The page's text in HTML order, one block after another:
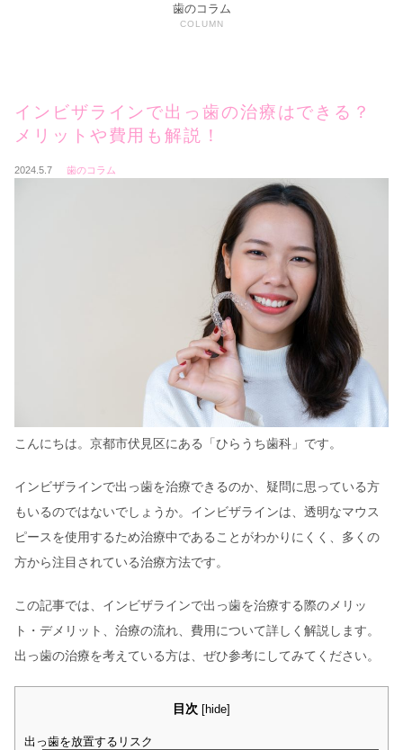
歯のコラム
COLUMN
インビザラインで出っ歯の治療はできる？
メリットや費用も解説！
2024.5.7 歯のコラム
こんにちは。京都市伏見区にある「ひらうち歯科」です。
インビザラインで出っ歯を治療できるのか、疑問に思っている方
もいるのではないでしょうか。インビザラインは、透明なマウス
ピースを使用するため治療中であることがわかりにくく、多くの
方から注目されている治療方法です。
この記事では、インビザラインで出っ歯を治療する際のメリッ
ト・デメリット、治療の流れ、費用について詳しく解説します。
出っ歯の治療を考えている方は、ぜひ参考にしてみてください。
目次 [hide]
出っ歯を放置するリスク